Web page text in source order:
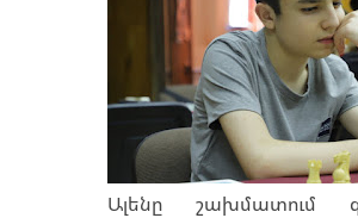
Ալենը շախմատում